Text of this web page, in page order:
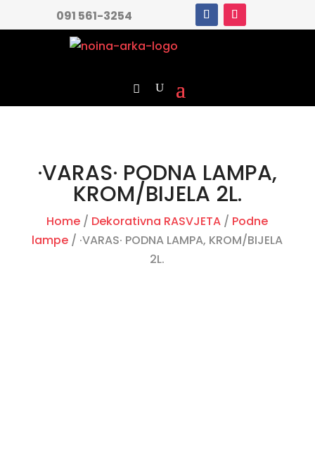
091 561-3254
·VARAS· PODNA LAMPA,
KROM/BIJELA 2L.
Home / Dekorativna RASVJETA / Podne
lampe / ·VARAS· PODNA LAMPA, KROM/BIJELA
2L.